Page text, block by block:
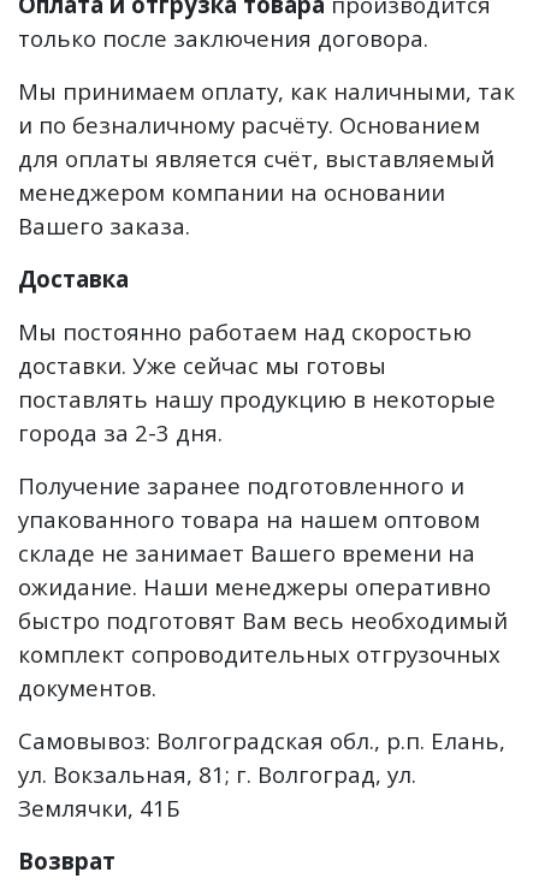
только после заключения договора.
Мы принимаем оплату, как наличными, так
и по безналичному расчёту. Основанием
для оплаты является счёт, выставляемый
менеджером компании на основании
Вашего заказа.
Доставка
Мы постоянно работаем над скоростью
доставки. Уже сейчас мы готовы
поставлять нашу продукцию в некоторые
города за 2-3 дня.
Получение заранее подготовленного и
упакованного товара на нашем оптовом
складе не занимает Вашего времени на
ожидание. Наши менеджеры оперативно
быстро подготовят Вам весь необходимый
комплект сопроводительных отгрузочных
документов.
Самовывоз: Волгоградская обл., р.п. Елань,
ул. Вокзальная, 81; г. Волгоград, ул.
Землячки, 41Б
Возврат